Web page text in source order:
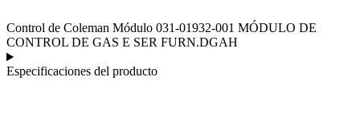
Control de Coleman Módulo 031-01932-001 MÓDULO DE
CONTROL DE GAS E SER FURN.DGAH
Especificaciones del producto